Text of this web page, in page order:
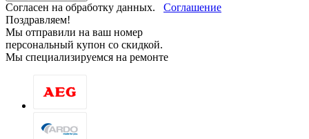
Согласен на обработку данных. Соглашение
Поздравляем!
Мы отправили на ваш номер
персональный купон со скидкой.
Мы специализируемся на ремонте